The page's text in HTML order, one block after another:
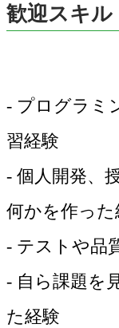
歓迎スキル
- プログラミ
習経験
- 個人開発、
何かを作った
- テストや品
- 自ら課題を
た経験